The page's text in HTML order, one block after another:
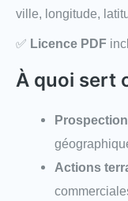
ville, longitude,
✅ Licence PDF
À quoi sert
Actions